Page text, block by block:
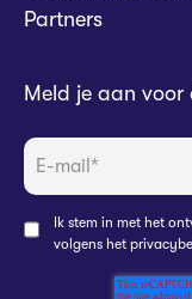
Partners
Meld je aan voor
Ik stem in met het
volgens het